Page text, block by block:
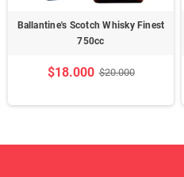
Ballantine's Scotch Whisky Finest
750cc
$18.000 $20.000